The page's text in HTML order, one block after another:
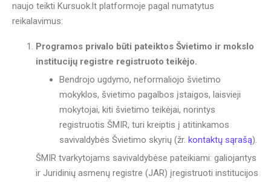
naujo teikti Kursuok.lt platformoje pagal numatytus
reikalavimus:
Programos privalo būti pateiktos Švietimo ir mokslo
institucijų registre registruoto teikėjo.
Bendrojo ugdymo, neformaliojo švietimo
mokyklos, švietimo pagalbos įstaigos, laisvieji
mokytojai, kiti švietimo teikėjai, norintys
registruotis ŠMIR, turi kreiptis į atitinkamos
savivaldybės Švietimo skyrių (žr. kontaktų sąrašą).
ŠMIR tvarkytojams savivaldybėse pateikiami: galiojantys
ir Juridinių asmenų registre (JAR) įregistruoti institucijos